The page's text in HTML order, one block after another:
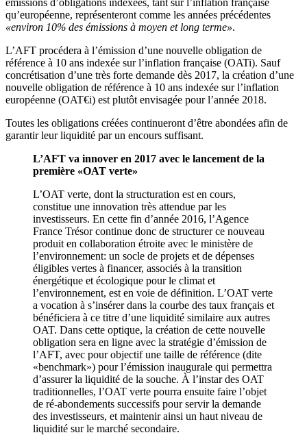
émissions d’obligations indexées, tant sur l’inflation française
qu’européenne, représenteront comme les années précédentes
«environ 10% des émissions à moyen et long terme».
L’AFT procédera à l’émission d’une nouvelle obligation de
référence à 10 ans indexée sur l’inflation française (OATi). Sauf
concrétisation d’une très forte demande dès 2017, la création d’une
nouvelle obligation de référence à 10 ans indexée sur l’inflation
européenne (OAT€i) est plutôt envisagée pour l’année 2018.
Toutes les obligations créées continueront d’être abondées afin de
garantir leur liquidité par un encours suffisant.
L’AFT va innover en 2017 avec le lancement de la
première «OAT verte»
L’OAT verte, dont la structuration est en cours,
constitue une innovation très attendue par les
investisseurs. En cette fin d’année 2016, l’Agence
France Trésor continue donc de structurer ce nouveau
produit en collaboration étroite avec le ministère de
l’environnement: un socle de projets et de dépenses
éligibles vertes à financer, associés à la transition
énergétique et écologique pour le climat et
l’environnement, est en voie de définition. L’OAT verte
a vocation à s’insérer dans la courbe des taux français et
bénéficiera à ce titre d’une liquidité similaire aux autres
OAT. Dans cette optique, la création de cette nouvelle
obligation sera en ligne avec la stratégie d’émission de
l’AFT, avec pour objectif une taille de référence (dite
«benchmark») pour l’émission inaugurale qui permettra
d’assurer la liquidité de la souche. À l’instar des OAT
traditionnelles, l’OAT verte pourra ensuite faire l’objet
de ré-abondements successifs pour servir la demande
des investisseurs, et maintenir ainsi un haut niveau de
liquidité sur le marché secondaire.